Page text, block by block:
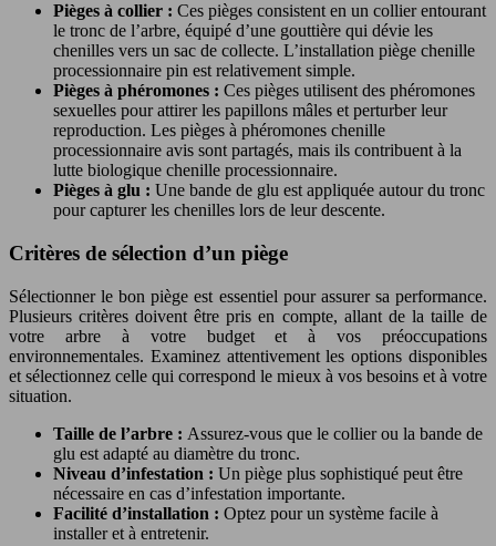
Pièges à collier : Ces pièges consistent en un collier entourant
le tronc de l’arbre, équipé d’une gouttière qui dévie les
chenilles vers un sac de collecte. L’installation piège chenille
processionnaire pin est relativement simple.
Pièges à phéromones : Ces pièges utilisent des phéromones
sexuelles pour attirer les papillons mâles et perturber leur
reproduction. Les pièges à phéromones chenille
processionnaire avis sont partagés, mais ils contribuent à la
lutte biologique chenille processionnaire.
Pièges à glu : Une bande de glu est appliquée autour du tronc
pour capturer les chenilles lors de leur descente.
Critères de sélection d’un piège
Sélectionner le bon piège est essentiel pour assurer sa performance.
Plusieurs critères doivent être pris en compte, allant de la taille de
votre arbre à votre budget et à vos préoccupations
environnementales. Examinez attentivement les options disponibles
et sélectionnez celle qui correspond le mieux à vos besoins et à votre
situation.
Taille de l’arbre : Assurez-vous que le collier ou la bande de
glu est adapté au diamètre du tronc.
Niveau d’infestation : Un piège plus sophistiqué peut être
nécessaire en cas d’infestation importante.
Facilité d’installation : Optez pour un système facile à
installer et à entretenir.